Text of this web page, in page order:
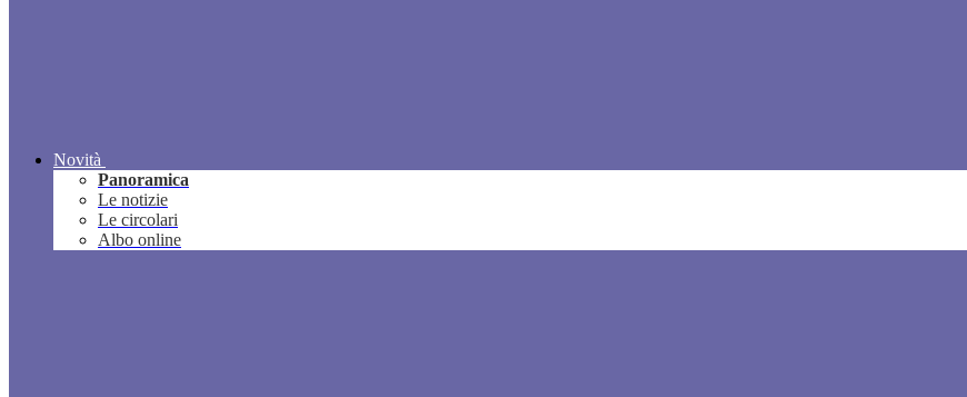
Novità
Panoramica
Le notizie
Le circolari
Albo online